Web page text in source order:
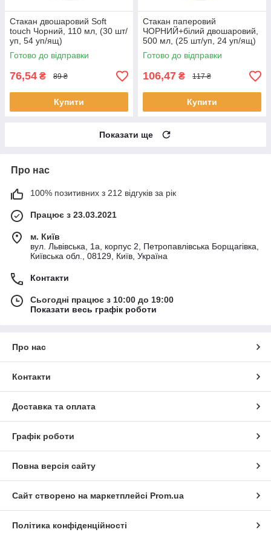
Стакан двошаровий Soft
touch Чорний, 110 мл, (30 шт/
уп, 54 уп/ящ)
Готово до відправки
76,54 ₴ 89 ₴
Купити
Стакан паперовий
ЧОРНИЙ+білий двошаровий,
500 мл, (25 шт/уп, 24 уп/ящ)
Т-90
Готово до відправки
106,47 ₴ 117 ₴
Купити
Показати ще
Про нас
100% позитивних з 212 відгуків за рік
Працює з 23.03.2021
м. Київ
вул. Львівська, 1а, корпус 2, Петропавлівська Борщагівка,
Київська обл., 08129, Київ, Україна
Контакти
Сьогодні працює з 10:00 до 19:00
Показати весь графік роботи
Про нас
Контакти
Доставка та оплата
Графік роботи
Повна версія сайту
Сайт створено на маркетплейсі Prom.ua
Політика конфіденційності